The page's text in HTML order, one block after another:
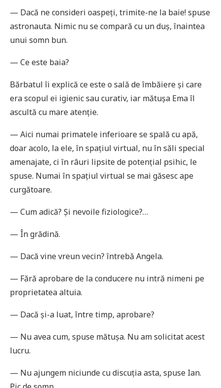
— Dacă ne consideri oaspeți, trimite-ne la baie! spuse
astro­nauta. Nimic nu se compară cu un duș, înaintea
unui somn bun.
— Ce este baia?
Bărbatul îi explică ce este o sală de îmbăiere și care
era scopul ei igienic sau curativ, iar mătușa Ema îl
ascultă cu mare atenție.
— Aici numai primatele inferioare se spală cu apă,
doar acolo, la ele, în spațiul virtual, nu în săli special
amenajate, ci în râuri lipsite de potențial psihic, le
spuse. Numai în spațiul virtual se mai găsesc ape
curgătoare.
— Cum adică? Și nevoile fiziologice?…
— În grădină.
— Dacă vine vreun vecin? întrebă Angela.
— Fără aprobare de la conducere nu intră nimeni pe
proprietatea altuia.
— Dacă și-a luat, între timp, aprobare?
— Nu avea cum, spuse mătușa. Nu am solicitat acest
lucru.
— Nu ajungem niciunde cu discuția asta, spuse Ian.